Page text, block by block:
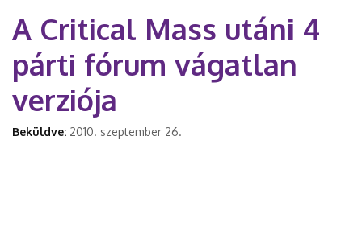
A Critical Mass utáni 4
párti fórum vágatlan
verziója
Beküldve: 2010. szeptember 26.